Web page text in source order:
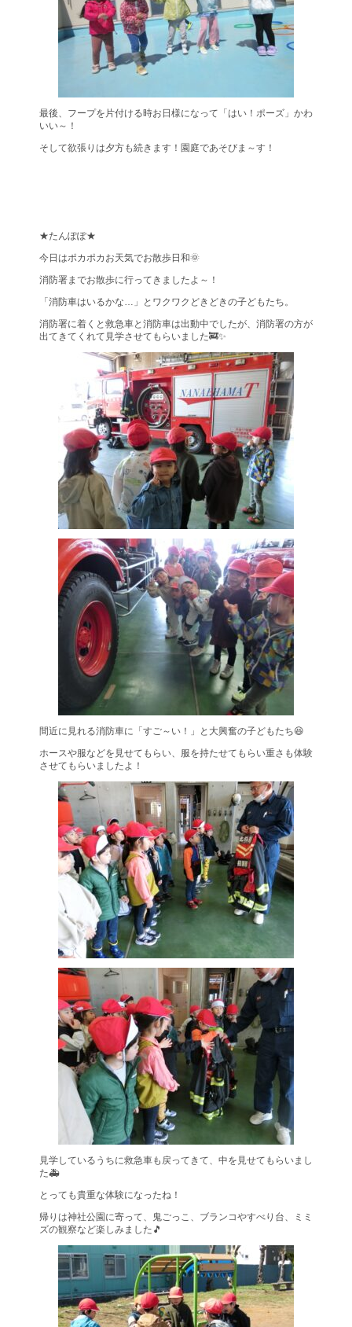
最後、フープを片付ける時お日様になって「はい！ポーズ」かわ
いい～！
そして欲張りは夕方も続きます！園庭であそびま～す！
★たんぽぽ★
今日はポカポカお天気でお散歩日和🌞
消防署までお散歩に行ってきましたよ～！
「消防車はいるかな…」とワクワクどきどきの子どもたち。
消防署に着くと救急車と消防車は出動中でしたが、消防署の方が
出てきてくれて見学させてもらいました🚒✨
間近に見れる消防車に「すご～い！」と大興奮の子どもたち😆
ホースや服などを見せてもらい、服を持たせてもらい重さも体験
させてもらいましたよ！
見学しているうちに救急車も戻ってきて、中を見せてもらいまし
た🚑
とっても貴重な体験になったね！
帰りは神社公園に寄って、鬼ごっこ、ブランコやすべり台、ミミ
ズの観察など楽しみました🎵